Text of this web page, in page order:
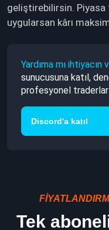
geliştirebilirsin. Piyasa
uygularsan kârı
Yardıma mı ihtiyacın
sunucusuna katıl,
profesyonel
Discord'a katıl
Tek